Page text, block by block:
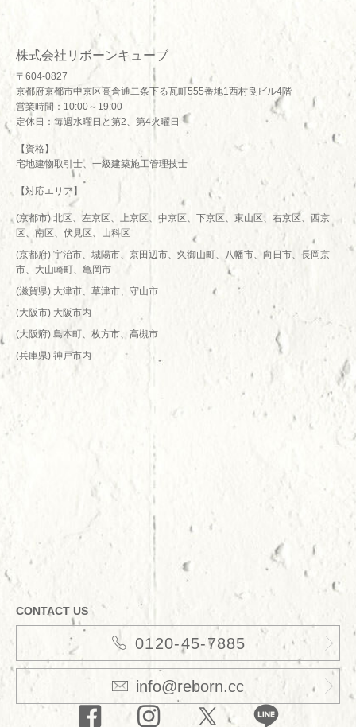
株式会社リボーンキューブ
〒604-0827
京都府京都市中京区高倉通二条下る瓦町555番地1西村良ビル4階
営業時間：10:00～19:00
定休日：毎週水曜日と第2、第4火曜日
【資格】
宅地建物取引士、一級建築施工管理技士
【対応エリア】
(京都市) 北区、左京区、上京区、中京区、下京区、東山区、右京区、西京
区、南区、伏見区、山科区
(京都府) 宇治市、城陽市、京田辺市、久御山町、八幡市、向日市、長岡京
市、大山崎町、亀岡市
(滋賀県) 大津市、草津市、守山市
(大阪市) 大阪市内
(大阪府) 島本町、枚方市、高槻市
(兵庫県) 神戸市内
CONTACT US
0120-45-7885
info@reborn.cc